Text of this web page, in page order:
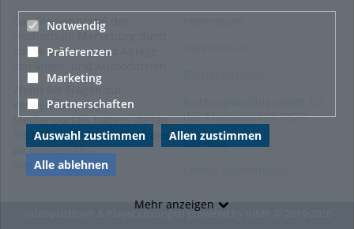
Notwendig
Präferenzen
Marketing
Partnerschaften
Auswahl zustimmen
Allen zustimmen
Alle ablehnen
Mehr anzeigen
Das Medienportal der
Hochschule Merseburg dient
zur Verwaltung und Ablage
Wenn Sie Fragen zur
Verwendung des
Medienportals haben, stellen
Sie bitte eine Supportanfrage
anmedien@hs-
merseburg.de.
das Medienportal (PDF)
Sitemap
Videoplattform & Player Lösungen powered by